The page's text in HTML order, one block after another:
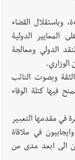
وباستقلال القضاء
المعايير الدولية
الدولي ومعالجة
الوزاري.
وبصوت النائب
فيها كتلة الوفاء
في مقدمها التعبير
في ملاقاة
الى ابعد مدى من